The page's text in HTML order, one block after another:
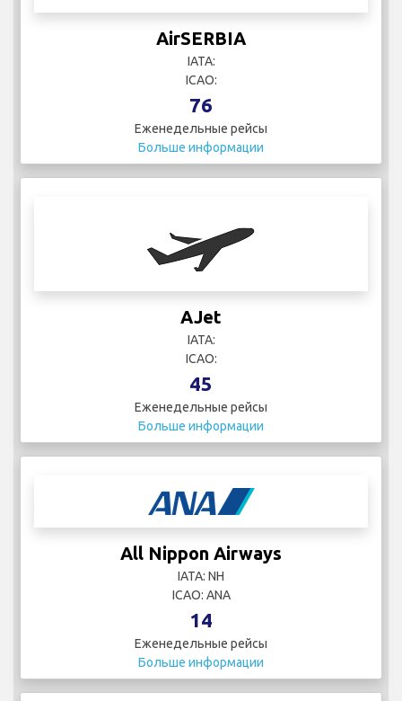
AirSERBIA
IATA:
ICAO:
76
Еженедельные рейсы
Больше информации
AJet
IATA:
ICAO:
45
Еженедельные рейсы
Больше информации
All Nippon Airways
IATA: NH
ICAO: ANA
14
Еженедельные рейсы
Больше информации